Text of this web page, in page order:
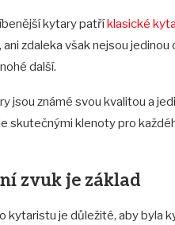
kytary patříklasické
ani zdaleka však nejsou
další.
jsou známé svou kvalitou a
skutečnými klenoty pro
zvuk je základ
kytaristu je důležité, aby byla